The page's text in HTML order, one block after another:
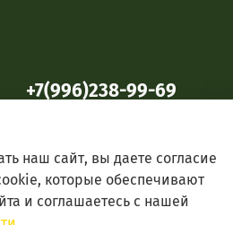
+7(996)238-99-69
наш сайт, вы даете согласие
которые обеспечивают
и соглашаетесь с нашей